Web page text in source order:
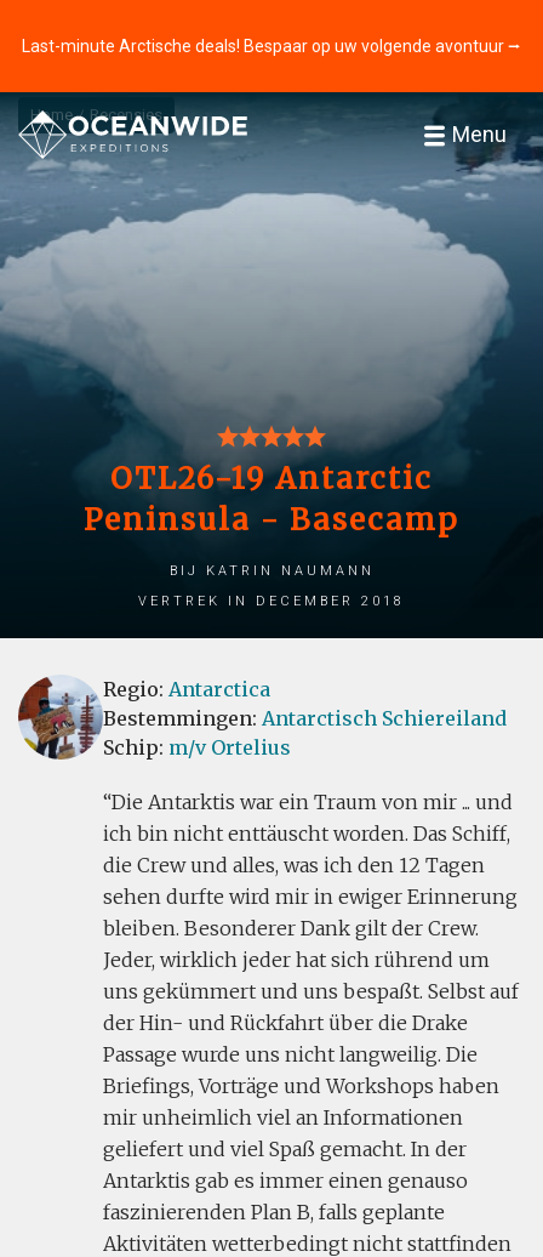
Last-minute Arctische deals! Bespaar op uw volgende avontuur ⭢
Menu
Home Recensies
OTL26-19 Antarctic
Peninsula - Basecamp
bij Katrin Naumann
Vertrek in December 2018
Regio: Antarctica
Bestemmingen: Antarctisch Schiereiland
Schip: m/v Ortelius
Die Antarktis war ein Traum von mir ... und
ich bin nicht enttäuscht worden. Das Schiff,
die Crew und alles, was ich den 12 Tagen
sehen durfte wird mir in ewiger Erinnerung
bleiben. Besonderer Dank gilt der Crew.
Jeder, wirklich jeder hat sich rührend um
uns gekümmert und uns bespaßt. Selbst auf
der Hin- und Rückfahrt über die Drake
Passage wurde uns nicht langweilig. Die
Briefings, Vorträge und Workshops haben
mir unheimlich viel an Informationen
geliefert und viel Spaß gemacht. In der
Antarktis gab es immer einen genauso
faszinierenden Plan B, falls geplante
Aktivitäten wetterbedingt nicht stattfinden